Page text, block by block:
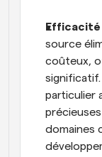
source
coûteux,
significatif.
particulier
domaines